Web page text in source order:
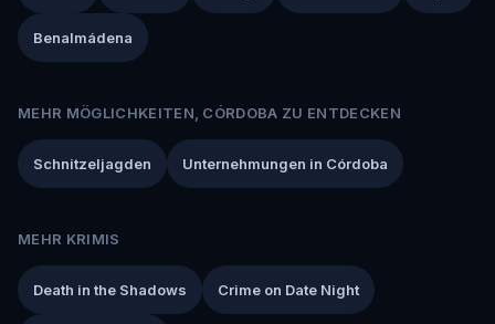
Benalmádena
MEHR MÖGLICHKEITEN, CÓRDOBA ZU ENTDECKEN
Schnitzeljagden Unternehmungen in Córdoba
MEHR KRIMIS
Death in the Shadows Crime on Date Night